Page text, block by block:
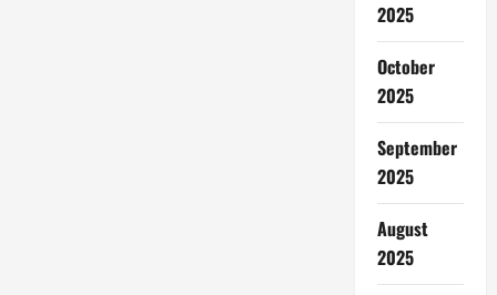
2025
October
2025
September
2025
August
2025